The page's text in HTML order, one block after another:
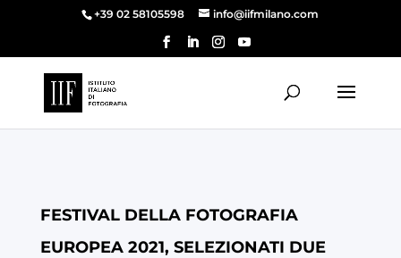
+39 02 58105598 info@iifmilano.com
FESTIVAL DELLA FOTOGRAFIA
EUROPEA 2021, SELEZIONATI DUE